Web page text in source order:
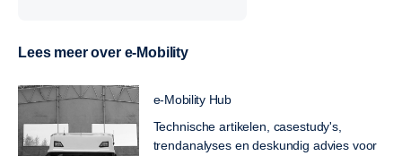
Lees meer over e-Mobility
e-Mobility Hub
Technische artikelen, casestudy's,
trendanalyses en deskundig advies voor